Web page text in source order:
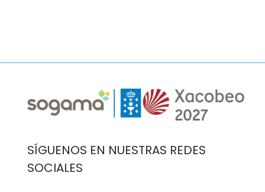
Imaxe
SÍGUENOS EN NUESTRAS REDES
SOCIALES